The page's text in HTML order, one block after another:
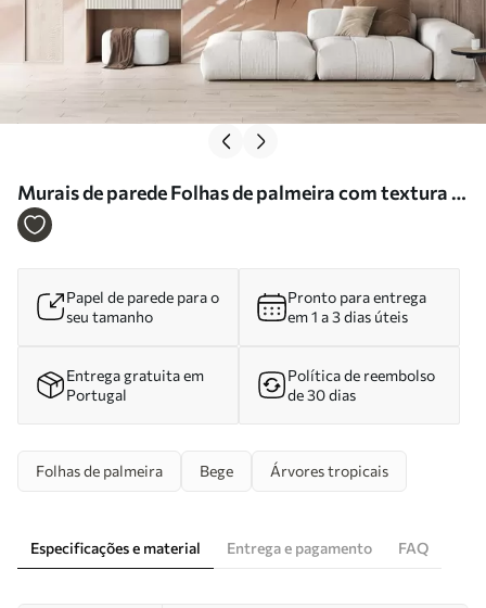
Murais de parede Folhas de palmeira com textura e
sombras, um ambiente tropical, minimalismo Nr.
Papel de parede para o
seu tamanho
Pronto para entrega
em 1 a 3 dias úteis
Entrega gratuita em
Portugal
Política de reembolso
de 30 dias
Folhas de palmeira Bege Árvores tropicais
Especificações e material Entrega e pagamento FAQ